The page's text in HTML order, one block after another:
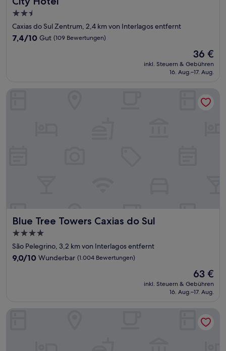
2.5-
Sterne-
Unterkunft
Caxias do Sul Zentrum, 2,4 km von Interlagos entfernt
7.4
7,4/10 Gut (109 Bewertungen)
Der
Preis
beträgt
36 €
inkl. Steuern & Gebühren
16. Aug.–17. Aug.
Blue Tree Towers Caxias do Sul
Blue Tree Towers Caxias do Sul
4.0-
Sterne-
Unterkunft
São Pelegrino, 3,2 km von Interlagos entfernt
9.0
9,0/10 Wunderbar (1.004 Bewertungen)
Der
Preis
beträgt
63 €
inkl. Steuern & Gebühren
16. Aug.–17. Aug.
Bandeira Hotel